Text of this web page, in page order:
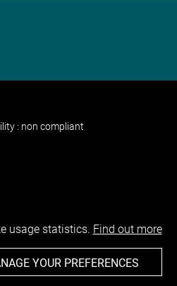
: non compliant
usage statistics. Find out more
YOUR PREFERENCES